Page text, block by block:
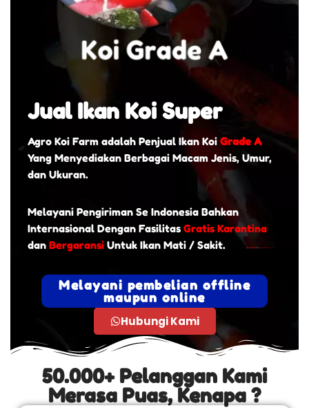
Jual Ikan Koi Super
Agro Koi Farm adalah Penjual Ikan Koi Grade A
Yang Menyediakan Berbagai Macam Jenis, Umur,
dan Ukuran.
Melayani Pengiriman Se Indonesia Bahkan
Internasional Dengan Fasilitas Gratis Karantina
dan Bergaransi Untuk Ikan Mati / Sakit.
Melayani pembelian offline
maupun online
Hubungi Kami
50.000+ Pelanggan Kami
Merasa Puas, Kenapa ?